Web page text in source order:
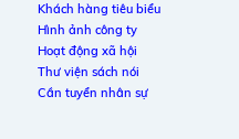
Khách hàng tiêu biểu
Hình ảnh công ty
Hoạt động xã hội
Thư viện sách nói
Cần tuyển nhân sự